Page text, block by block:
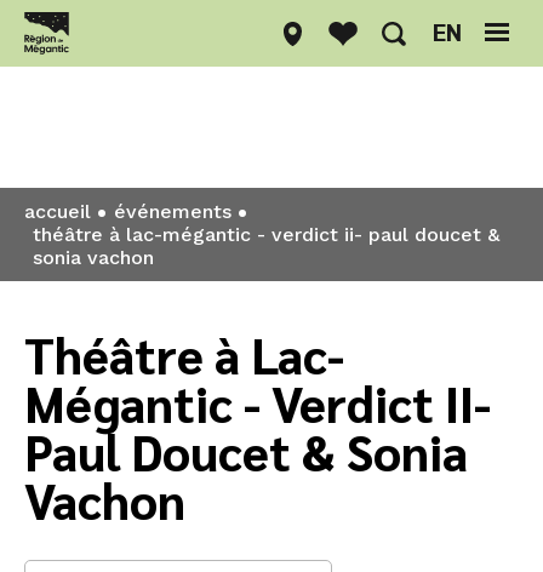
EN
accueil
événements
théâtre à lac-mégantic - verdict ii- paul doucet &
sonia vachon
Théâtre à Lac-
Mégantic - Verdict II-
Paul Doucet & Sonia
Vachon